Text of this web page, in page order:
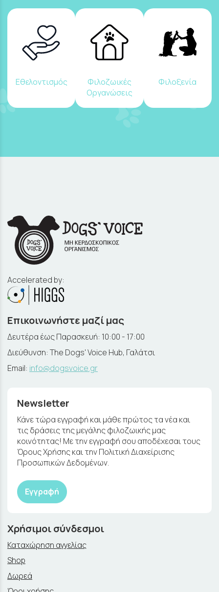
Εθελοντισμός
Φιλοζωικές
Οργανώσεις
Φιλοξενία
Accelerated by:
Επικοινωνήστε μαζί μας
Δευτέρα έως Παρασκευή: 10:00 - 17:00
Διεύθυνση: The Dogs' Voice Hub, Γαλάτσι
Email: info@dogsvoice.gr
Newsletter
Κάνε τώρα εγγραφή και μάθε πρώτος τα νέα και
τις δράσεις της μεγάλης φιλοζωικής μας
κοινότητας! Με την εγγραφή σου αποδέχεσαι τους
Όρους Χρήσης και την Πολιτική Διαχείρισης
Προσωπικών Δεδομένων.
Εγγραφή
Χρήσιμοι σύνδεσμοι
Καταχώρηση αγγελίας
Shop
Δωρεά